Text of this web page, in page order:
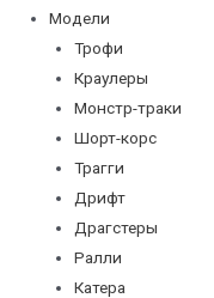
Модели
Трофи
Краулеры
Монстр-траки
Шорт-корс
Трагги
Дрифт
Драгстеры
Ралли
Катера